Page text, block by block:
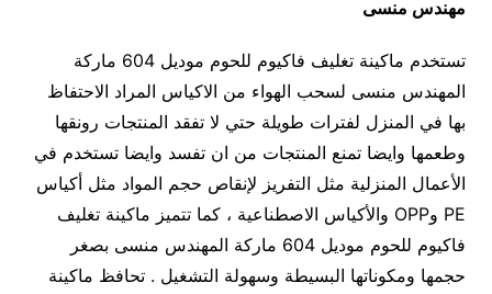
مهندس منسى
تستخدم ماكينة تغليف فاكيوم للحوم موديل 604 ماركة
المهندس منسى لسحب الهواء من الاكياس المراد الاحتفاظ
بها في المنزل لفترات طويلة حتي لا تفقد المنتجات رونقها
وطعمها وايضا تمنع المنتجات من ان تفسد وايضا تستخدم في
الأعمال المنزلية مثل التفريز لإنقاص حجم المواد مثل أكياس
PE وOPP والأكياس الاصطناعية ، كما تتميز ماكينة تغليف
فاكيوم للحوم موديل 604 ماركة المهندس منسى بصغر
حجمها ومكوناتها البسيطة وسهولة التشغيل . تحافظ ماكينة